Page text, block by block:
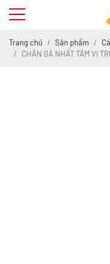
Trang chủ Sản phẩm
CHÂN GÀ NHẤT TÂM VỊ